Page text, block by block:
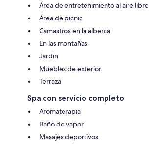
Área de entretenimiento al aire libre
Área de picnic
Camastros en la alberca
En las montañas
Jardín
Muebles de exterior
Terraza
Spa con servicio completo
Aromaterapia
Baño de vapor
Masajes deportivos